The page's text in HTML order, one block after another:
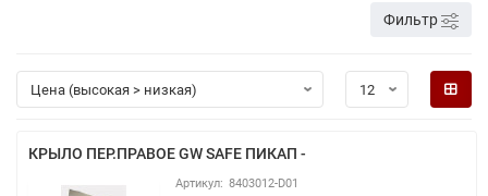
Фильтр
КРЫЛО ПЕР.ПРАВОЕ GW SAFE ПИКАП -
8403012-D01